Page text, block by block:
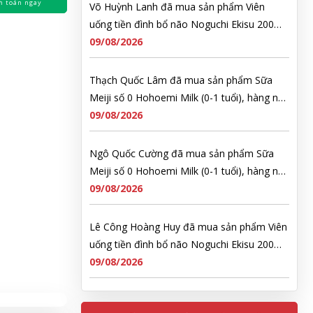
toán ngay
Võ Huỳnh Lanh đã mua sản phẩm Viên
uống tiền đình bổ não Noguchi Ekisu 200
Viên
09/08/2026
Thạch Quốc Lâm đã mua sản phẩm Sữa
Meiji số 0 Hohoemi Milk (0-1 tuổi), hàng nội
địa Nhật (hộp thiếc 800g)
09/08/2026
Ngô Quốc Cường đã mua sản phẩm Sữa
Meiji số 0 Hohoemi Milk (0-1 tuổi), hàng nội
địa Nhật (hộp thiếc 800g)
09/08/2026
Lê Công Hoàng Huy đã mua sản phẩm Viên
uống tiền đình bổ não Noguchi Ekisu 200
Viên
09/08/2026
Hoàng Nhật Nam đã mua sản phẩm Sữa